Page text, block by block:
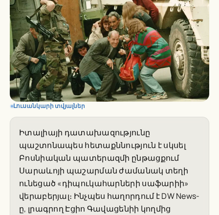
Լուսանկարի տվյալներ
Իտալիայի դատախազությունը
պաշտոնապես հետաքննություն է սկսել
Բոսնիական պատերազմի ընթացքում
Սարաևոյի պաշարման ժամանակ տեղի
ունեցած «դիպուկահարների սաֆարիի»
վերաբերյալ։ Ինչպես հաղորդում է DW News-
ը, լրագրող Էցիո Գավացենիի կողմից